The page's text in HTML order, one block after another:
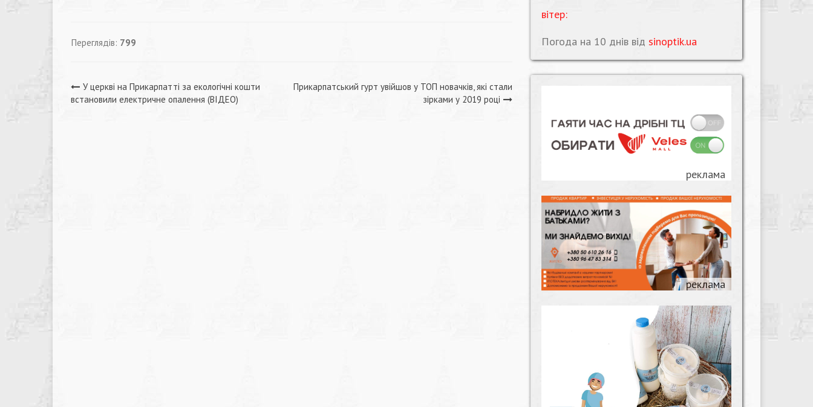
Переглядів: 799
Навігація
У церкві на Прикарпатті за екологічні кошти
встановили електричне опалення (ВІДЕО)
Прикарпатський гурт увійшов у ТОП новачків, які стали
зірками у 2019 році
вітер:
Погода на 10 днів від sinoptik.ua